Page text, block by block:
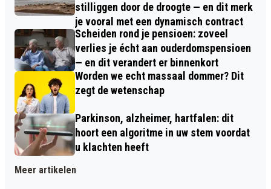
stilliggen door de droogte — en dit merk
je vooral met een dynamisch contract
Scheiden rond je pensioen: zoveel
verlies je écht aan ouderdomspensioen
— en dit verandert er binnenkort
Worden we echt massaal dommer? Dit
zegt de wetenschap
Parkinson, alzheimer, hartfalen: dit
hoort een algoritme in uw stem voordat
u klachten heeft
Meer artikelen